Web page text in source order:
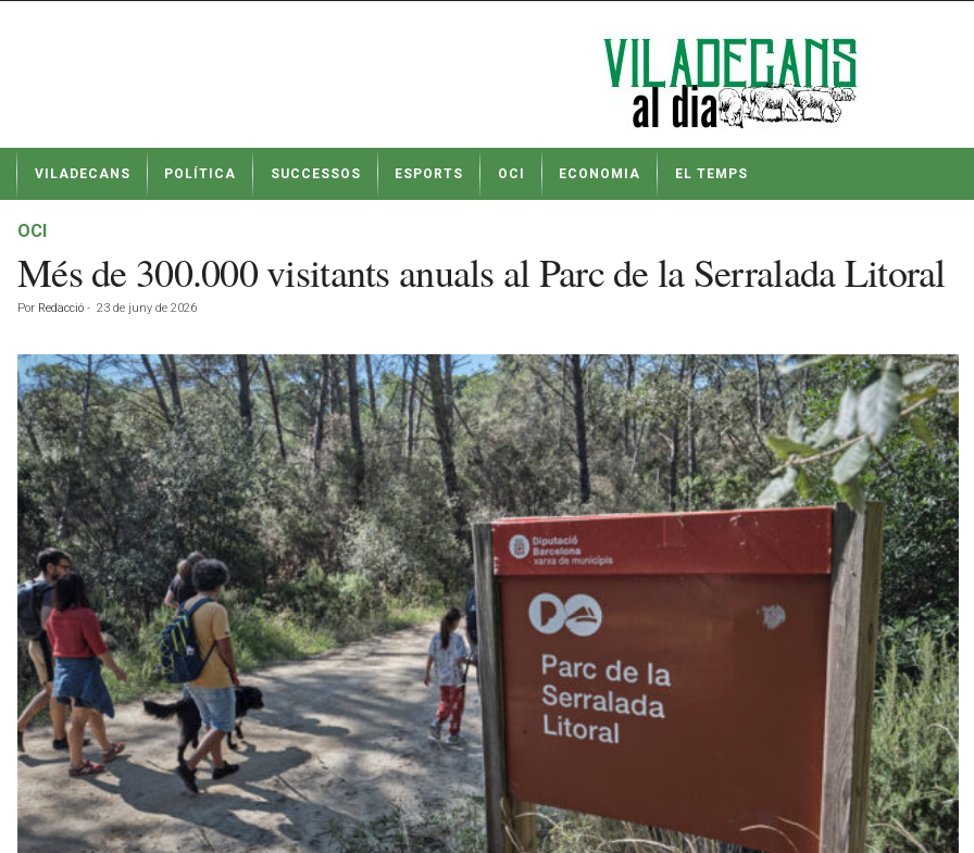
t
VILADECANS POLÍTICA SUCCESSOS ESPORTS OCI ECONOMIA EL TEMPS
OCI
Més de 300.000 visitants anuals al Parc de la Serralada Litoral
Por Redacció - 23 de juny de 2026